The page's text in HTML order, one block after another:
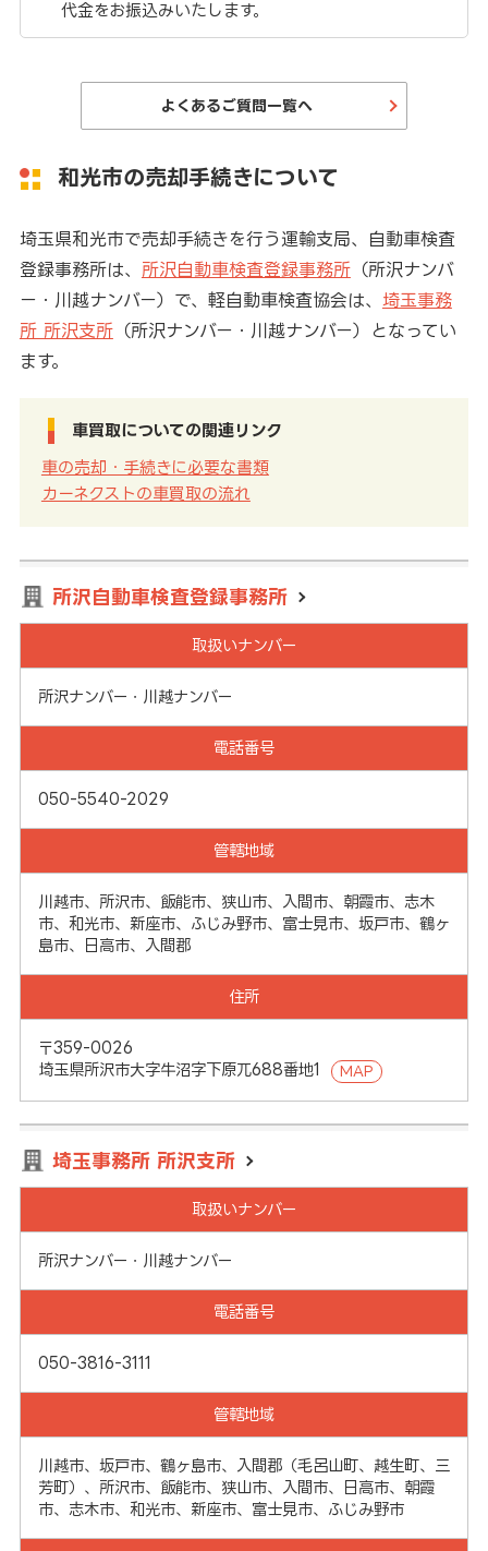
代金をお振込みいたします。
よくあるご質問一覧へ
和光市の売却手続きについて
埼玉県和光市で売却手続きを行う運輸支局、自動車検査
登録事務所は、 所沢自動車検査登録事務所（所沢ナンバ
ー・川越ナンバー）で、軽自動車検査協会は、 埼玉事務
所 所沢支所（所沢ナンバー・川越ナンバー）となってい
ます。
車買取についての関連リンク
車の売却・手続きに必要な書類
カーネクストの車買取の流れ
所沢自動車検査登録事務所
取扱いナンバー
所沢ナンバー・川越ナンバー
電話番号
050-5540-2029
管轄地域
川越市、所沢市、飯能市、狭山市、入間市、朝霞市、志木
市、和光市、新座市、ふじみ野市、富士見市、坂戸市、鶴ヶ
島市、日高市、入間郡
住所
〒359-0026
埼玉県所沢市大字牛沼字下原兀688番地1
MAP
埼玉事務所 所沢支所
取扱いナンバー
所沢ナンバー・川越ナンバー
電話番号
050-3816-3111
管轄地域
川越市、坂戸市、鶴ヶ島市、入間郡（毛呂山町、越生町、三
芳町）、所沢市、飯能市、狭山市、入間市、日高市、朝霞
市、志木市、和光市、新座市、富士見市、ふじみ野市